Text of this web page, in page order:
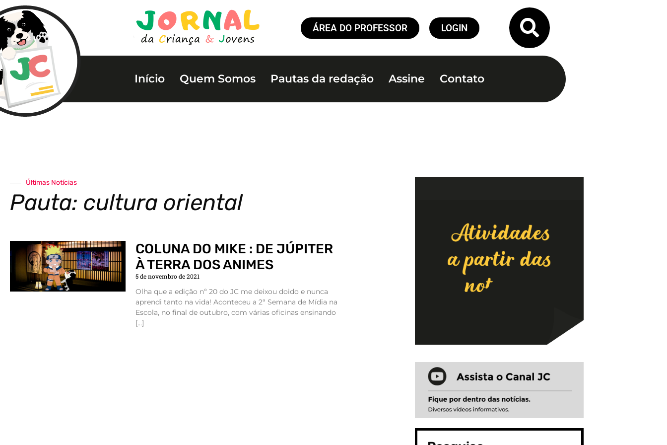
ÁREA DO PROFESSOR LOGIN
Início Quem Somos Pautas da redação Assine Contato
Últimas Notícias
Pauta: cultura oriental
COLUNA DO MIKE : DE JÚPITER
À TERRA DOS ANIMES
5 de novembro de 2021
Olha que a edição nº 20 do JC me deixou doido e nunca
aprendi tanto na vida! Aconteceu a 2ª Semana de Mídia na
Escola, no final de outubro, com várias oficinas ensinando
[…]